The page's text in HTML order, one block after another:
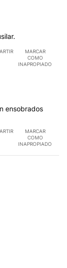
MARCAR
COMO
INAPROPIADO
ensobrados
MARCAR
COMO
INAPROPIADO